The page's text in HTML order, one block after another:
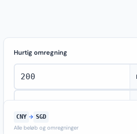
Hurtig omregning
CNY → SGD
Alle beløb og omregninger